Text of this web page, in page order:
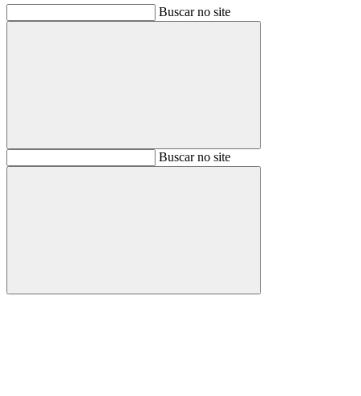
Buscar no site
BuscarBuscar no site
Buscar